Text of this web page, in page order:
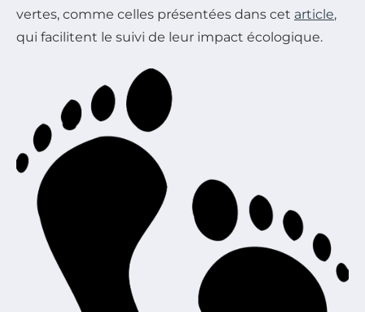
vertes, comme celles présentées dans cet article,
qui facilitent le suivi de leur impact écologique.